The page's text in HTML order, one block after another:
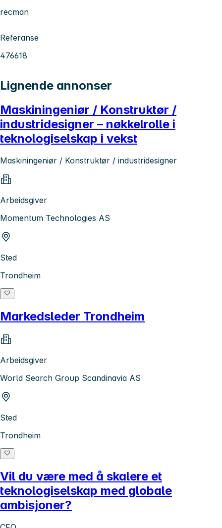
recman
Referanse
476618
Lignende annonser
Maskiningeniør / Konstruktør /
industridesigner – nøkkelrolle i
teknologiselskap i vekst
Maskiningeniør / Konstruktør / industridesigner
Arbeidsgiver
Momentum Technologies AS
Sted
Trondheim
Markedsleder Trondheim
Arbeidsgiver
World Search Group Scandinavia AS
Sted
Trondheim
Vil du være med å skalere et
teknologiselskap med globale
ambisjoner?